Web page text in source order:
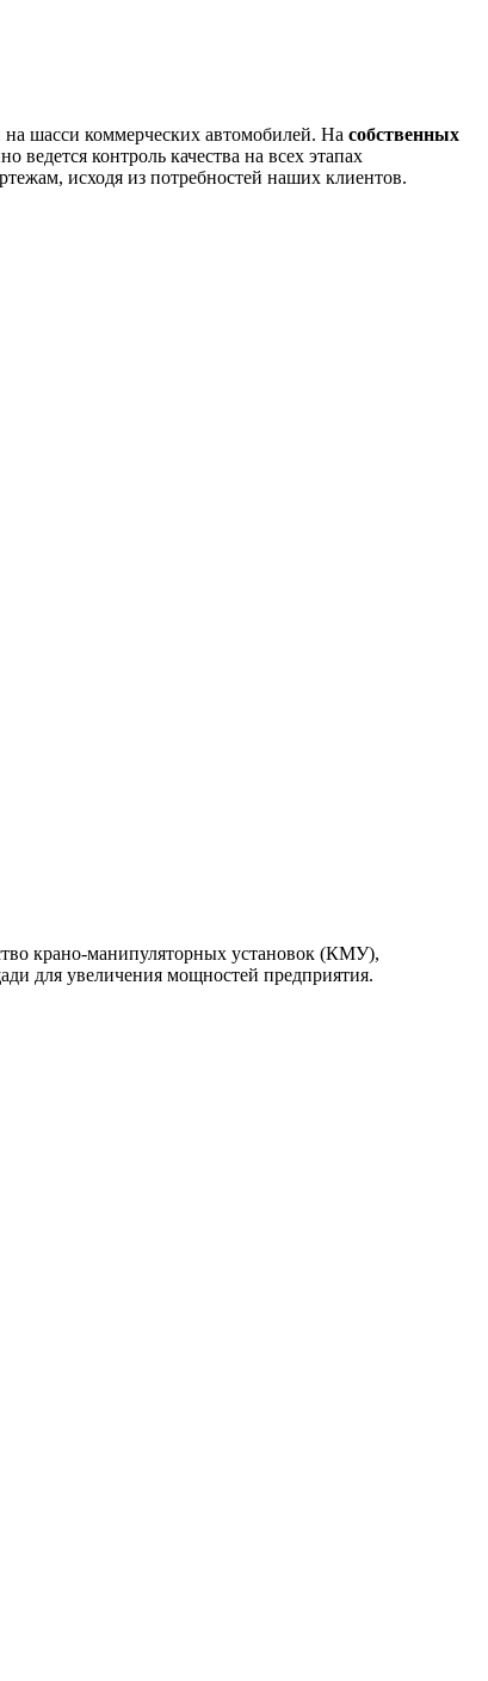
шасси коммерческих автомобилей. На собственных
контроль качества на всех этапах
исходя из потребностей наших клиентов.
крано-манипуляторных установок (КМУ),
для увеличения мощностей предприятия.